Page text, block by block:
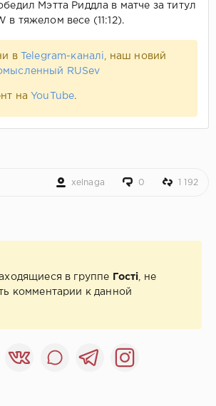
Мэтта Риддла в матче за титул
в тяжелом весе (11:12).
в Telegram-каналі
, наш новий
RUSev
на YouTube.
xelnaga 0 1 192
в группе
Гості
, не
комментарии к данной